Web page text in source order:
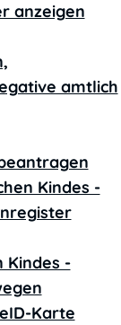
anzeigen
amtlich
Kindes -
Kindes -
Karte